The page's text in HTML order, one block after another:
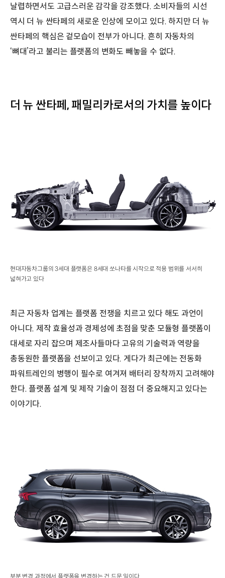
날렵하면서도 고급스러운 감각을 강조했다. 소비자들의 시선
역시 더 뉴 싼타페의 새로운 인상에 모이고 있다. 하지만 더 뉴
싼타페의 핵심은 겉모습이 전부가 아니다. 흔히 자동차의
‘뼈대’라고 불리는 플랫폼의 변화도 빼놓을 수 없다.
더 뉴 싼타페, 패밀리카로서의 가치를 높이다
현대자동차그룹의 3세대 플랫폼은 8세대 쏘나타를 시작으로 적용 범위를 서서히
넓혀가고 있다
최근 자동차 업계는 플랫폼 전쟁을 치르고 있다 해도 과언이
아니다. 제작 효율성과 경제성에 초점을 맞춘 모듈형 플랫폼이
대세로 자리 잡으며 제조사들마다 고유의 기술력과 역량을
총동원한 플랫폼을 선보이고 있다. 게다가 최근에는 전동화
파워트레인의 병행이 필수로 여겨져 배터리 장착까지 고려해야
한다. 플랫폼 설계 및 제작 기술이 점점 더 중요해지고 있다는
이야기다.
부분 변경 과정에서 플랫폼을 변경하는 건 드문 일이다